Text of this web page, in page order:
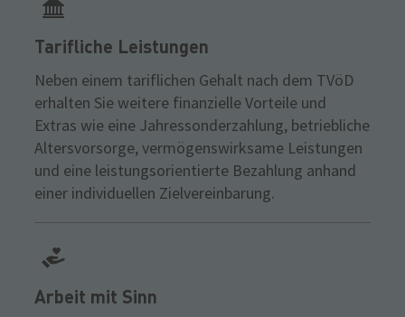
Tarifliche Leistungen
Neben einem tariflichen Gehalt nach dem TVöD
erhalten Sie weitere finanzielle Vorteile und
Extras wie eine Jahressonderzahlung, betriebliche
Altersvorsorge, vermögenswirksame Leistungen
und eine leistungsorientierte Bezahlung anhand
einer individuellen Zielvereinbarung.
Arbeit mit Sinn